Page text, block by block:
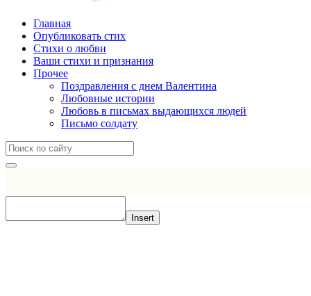
Главная
Опубликовать стих
Стихи о любви
Ваши стихи и признания
Прочее
Поздравления с днем Валентина
Любовные истории
Любовь в письмах выдающихся людей
Письмо солдату
Insert